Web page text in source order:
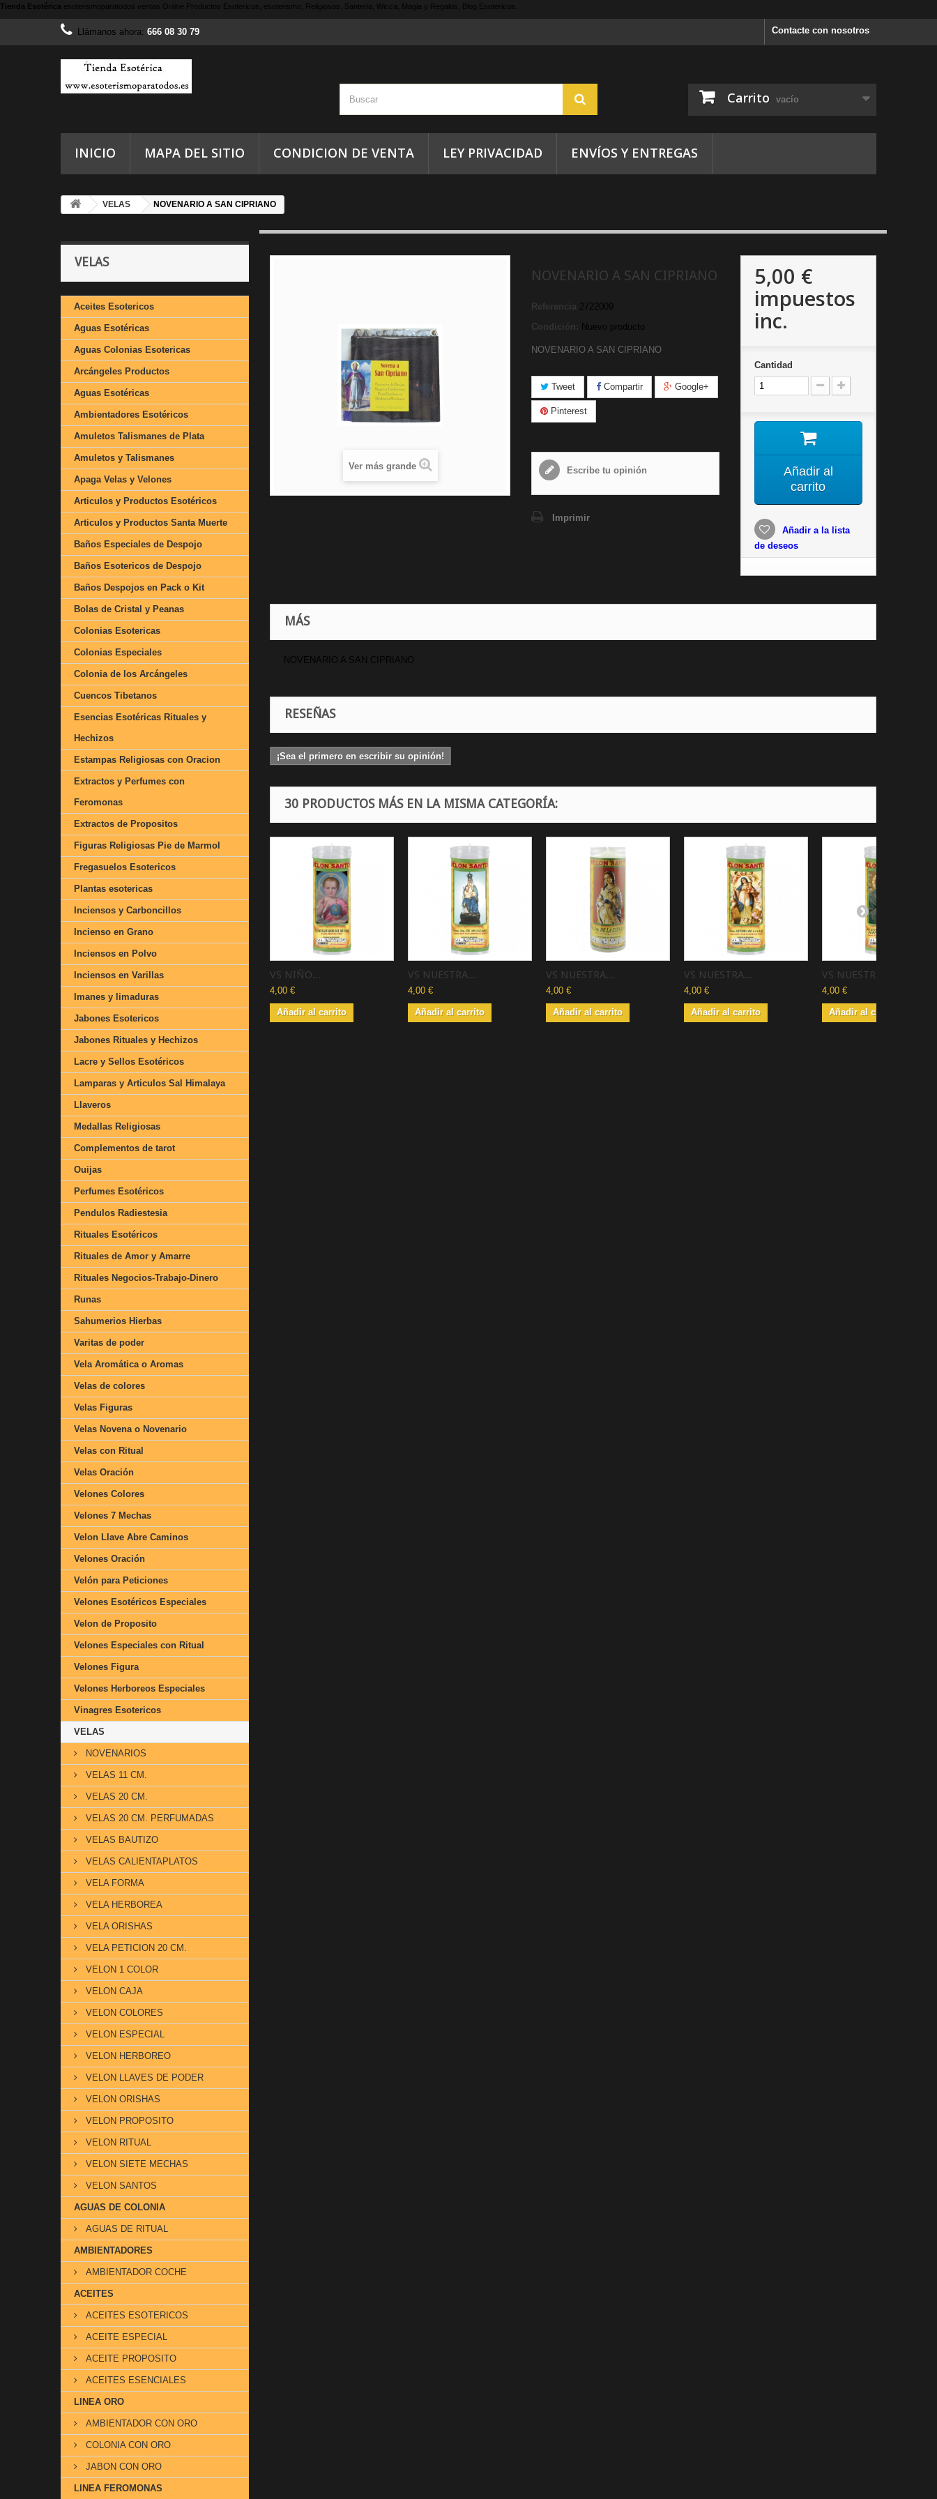
Tienda Esotérica esoterismoparatodos ventas Online Productos Esotericos, esoterismo, Religiosos, Santeria, Wicca, Magia y Regalos, Blog Esotericos.
Contacte con nosotros
Llámanos ahora: 666 08 30 79
Carrito vacío
INICIO MAPA DEL SITIO CONDICION DE VENTA LEY PRIVACIDAD ENVÍOS Y ENTREGAS
VELAS NOVENARIO A SAN CIPRIANO
VELAS
Aceites Esotericos
Aguas Esotéricas
Aguas Colonias Esotericas
Arcángeles Productos
Aguas Esotéricas
Ambientadores Esotéricos
Amuletos Talismanes de Plata
Amuletos y Talismanes
Apaga Velas y Velones
Articulos y Productos Esotéricos
Articulos y Productos Santa Muerte
Baños Especiales de Despojo
Baños Esotericos de Despojo
Baños Despojos en Pack o Kit
Bolas de Cristal y Peanas
Colonias Esotericas
Colonias Especiales
Colonia de los Arcángeles
Cuencos Tibetanos
Esencias Esotéricas Rituales y
Hechizos
Estampas Religiosas con Oracion
Extractos y Perfumes con
Feromonas
Extractos de Propositos
Figuras Religiosas Pie de Marmol
Fregasuelos Esotericos
Plantas esotericas
Inciensos y Carboncillos
Incienso en Grano
Inciensos en Polvo
Inciensos en Varillas
Imanes y limaduras
Jabones Esotericos
Jabones Rituales y Hechizos
Lacre y Sellos Esotéricos
Lamparas y Articulos Sal Himalaya
Llaveros
Medallas Religiosas
Complementos de tarot
Ouijas
Perfumes Esotéricos
Pendulos Radiestesia
Rituales Esotéricos
Rituales de Amor y Amarre
Rituales Negocios-Trabajo-Dinero
Runas
Sahumerios Hierbas
Varitas de poder
Vela Aromática o Aromas
Velas de colores
Velas Figuras
Velas Novena o Novenario
Velas con Ritual
Velas Oración
Velones Colores
Velones 7 Mechas
Velon Llave Abre Caminos
Velones Oración
Velón para Peticiones
Velones Esotéricos Especiales
Velon de Proposito
Velones Especiales con Ritual
Velones Figura
Velones Herboreos Especiales
Vinagres Esotericos
VELAS
NOVENARIOS
VELAS 11 CM.
VELAS 20 CM.
VELAS 20 CM. PERFUMADAS
VELAS BAUTIZO
VELAS CALIENTAPLATOS
VELA FORMA
VELA HERBOREA
VELA ORISHAS
VELA PETICION 20 CM.
VELON 1 COLOR
VELON CAJA
VELON COLORES
VELON ESPECIAL
VELON HERBOREO
VELON LLAVES DE PODER
VELON ORISHAS
VELON PROPOSITO
VELON RITUAL
VELON SIETE MECHAS
VELON SANTOS
AGUAS DE COLONIA
AGUAS DE RITUAL
AMBIENTADORES
AMBIENTADOR COCHE
ACEITES
ACEITES ESOTERICOS
ACEITE ESPECIAL
ACEITE PROPOSITO
ACEITES ESENCIALES
LINEA ORO
AMBIENTADOR CON ORO
COLONIA CON ORO
JABON CON ORO
LINEA FEROMONAS
Ver más grande
NOVENARIO A SAN CIPRIANO
Referencia 2722009
Condición: Nuevo producto
NOVENARIO A SAN CIPRIANO
Tweet Compartir Google+
Pinterest
Escribe tu opinión
Imprimir
5,00 €
impuestos
inc.
Cantidad
Añadir al
carrito
Añadir a la lista
de deseos
MÁS
NOVENARIO A SAN CIPRIANO
RESEÑAS
¡Sea el primero en escribir su opinión!
30 PRODUCTOS MÁS EN LA MISMA CATEGORÍA:
VS NIÑO...
4,00 €
Añadir al carrito
VS NUESTRA...
4,00 €
Añadir al carrito
VS NUESTRA...
4,00 €
Añadir al carrito
VS NUESTRA...
4,00 €
Añadir al carrito
VS NUESTRA...
4,00 €
Añadir al carrito